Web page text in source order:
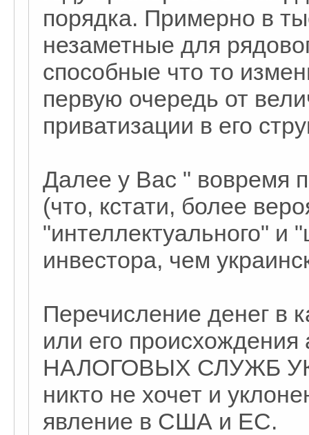
порядка. Примерно в
незаметные для
способные что то
первую очередь от
приватизации в его
Далее у Вас " вовремя
(что, кстати, более
"интеллектуального" и
инвестора, чем
Перечисление денег в
или его происхождения
НАЛОГОВЫХ СЛУЖБ
никто не хочет и
явление в США и ЕС.